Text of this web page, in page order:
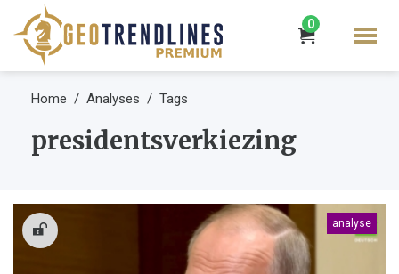
0
Home Analyses Tags
presidentsverkiezing
analyse